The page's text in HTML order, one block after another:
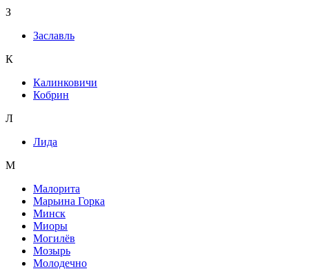
З
Заславль
К
Калинковичи
Кобрин
Л
Лида
М
Малорита
Марьина Горка
Минск
Миоры
Могилёв
Мозырь
Молодечно